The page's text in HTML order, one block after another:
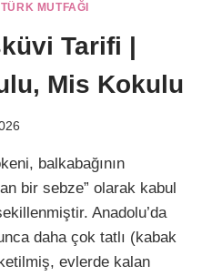
TÜRK MUTFAĞI
Tarifi |
Mis Kokulu
balkabağının
bir sebze” olarak kabul
Anadolu’da
daha çok tatlı (kabak
evlerde kalan